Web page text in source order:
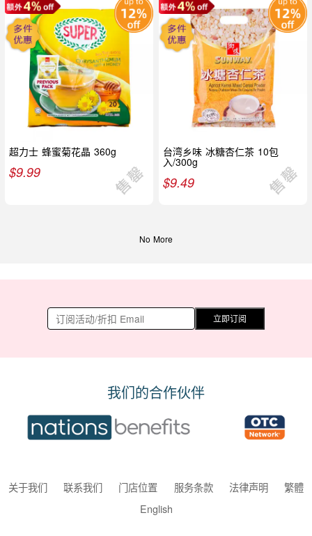
超力士 蜂蜜菊花晶 360g
$9.99
台湾乡味 冰糖杏仁茶 10包
入/300g
$9.49
No More
立即订阅
我们的合作伙伴
关于我们 联系我们 门店位置 服务条款 法律声明
繁體
English